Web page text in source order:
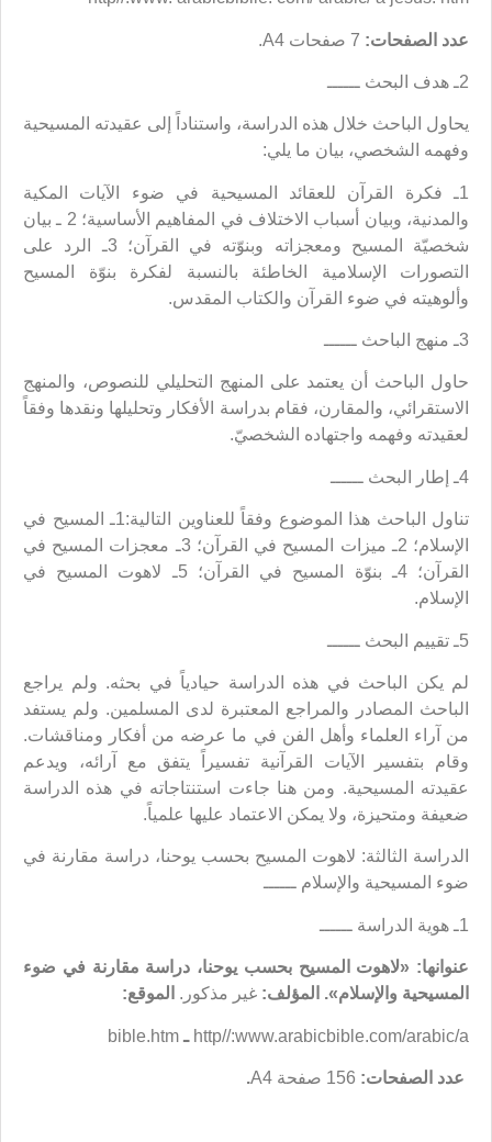
عدد الصفحات:
2ـ هدف البحث ــــــ
يحاول الباحث خلال هذه الدراسة، واستناداً إلى عقيدته المسيحية
وفهمه الشخصي، بيان ما يلي:
1ـ فكرة القرآن للعقائد المسيحية في ضوء الآيات المكية
والمدنية، وبيان أسباب الاختلاف في المفاهيم الأساسية؛ 2 ـ بيان
شخصيّة المسيح ومعجزاته وبنوّته في القرآن؛ 3ـ الرد على
التصورات الإسلامية الخاطئة بالنسبة لفكرة بنوّة المسيح
وألوهيته في ضوء القرآن والكتاب المقدس.
3ـ منهج الباحث ــــــ
حاول الباحث أن يعتمد على المنهج التحليلي للنصوص، والمنهج
الاستقرائي، والمقارن، فقام بدراسة الأفكار وتحليلها ونقدها وفقاً
لعقيدته وفهمه واجتهاده الشخصيّ.
4ـ إطار البحث ــــــ
تناول الباحث هذا الموضوع وفقاً للعناوين التالية:1ـ المسيح في
الإسلام؛ 2ـ ميزات المسيح في القرآن؛ 3ـ معجزات المسيح في
القرآن؛ 4ـ بنوّة المسيح في القرآن؛ 5ـ لاهوت المسيح في
الإسلام.
5ـ تقييم البحث ــــــ
لم يكن الباحث في هذه الدراسة حيادياً في بحثه. ولم يراجع
الباحث المصادر والمراجع المعتبرة لدى المسلمين. ولم يستفد
من آراء العلماء وأهل الفن في ما عرضه من أفكار ومناقشات.
وقام بتفسير الآيات القرآنية تفسيراً يتفق مع آرائه، ويدعم
عقيدته المسيحية. ومن هنا جاءت استنتاجاته في هذه الدراسة
ضعيفة ومتحيزة، ولا يمكن الاعتماد عليها علمياً.
الدراسة الثالثة: لاهوت المسيح بحسب يوحنا، دراسة مقارنة في
ضوء المسيحية والإسلام ــــــ
1ـ هوية الدراسة ــــــ
عنوانها: «لاهوت المسيح بحسب يوحنا، دراسة مقارنة في ضوء
المسيحية والإسلام». المؤلف: غير مذكور. الموقع:
http//:www.arabicbible.com/arabic/a ـ
عدد الصفحات: .